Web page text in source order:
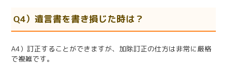
Q4）遺言書を書き損じた時は？
A4）訂正することができますが、加除訂正の仕方は非常に厳格
で複雑です。